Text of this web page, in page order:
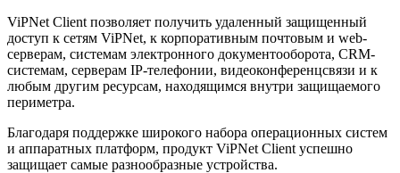
ViPNet Client позволяет получить удаленный защищенный
доступ к сетям ViPNet, к корпоративным почтовым и web-
серверам, системам электронного документооборота, CRM-
системам, серверам IP-телефонии, видеоконференцсвязи и к
любым другим ресурсам, находящимся внутри защищаемого
периметра.
Благодаря поддержке широкого набора операционных систем
и аппаратных платформ, продукт ViPNet Client успешно
защищает самые разнообразные устройства.